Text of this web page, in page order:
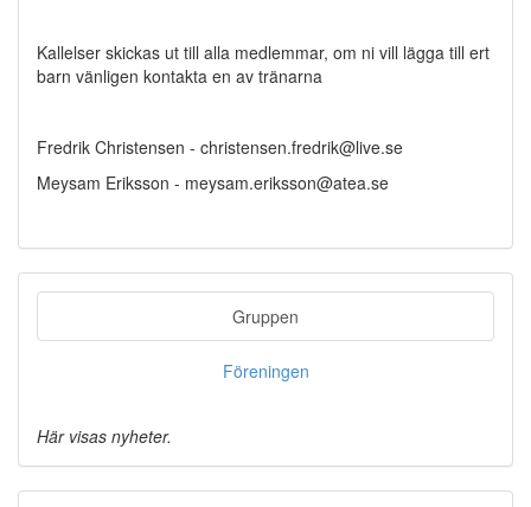
Kallelser skickas ut till alla medlemmar, om ni vill lägga till ert
barn vänligen kontakta en av tränarna
Fredrik Christensen - christensen.fredrik@live.se
Meysam Eriksson - meysam.eriksson@atea.se
Gruppen
Föreningen
Här visas nyheter.